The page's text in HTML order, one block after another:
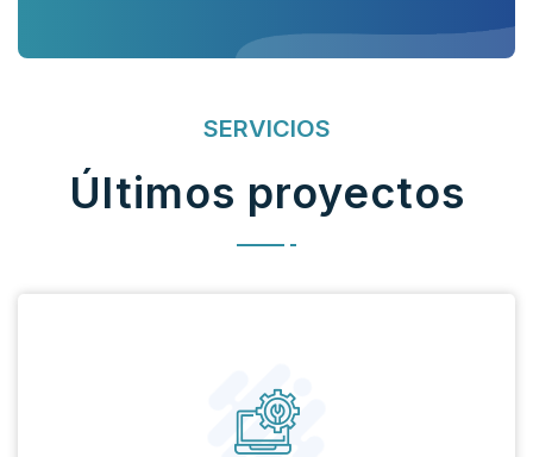
SERVICIOS
Últimos proyectos